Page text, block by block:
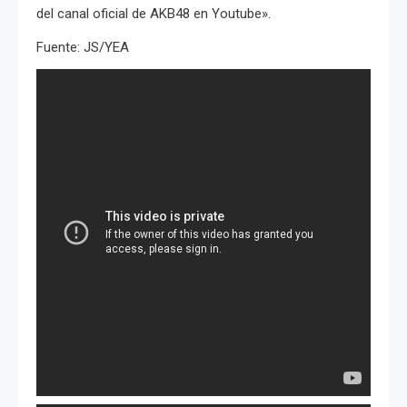
del canal oficial de AKB48 en Youtube».
Fuente: JS/YEA